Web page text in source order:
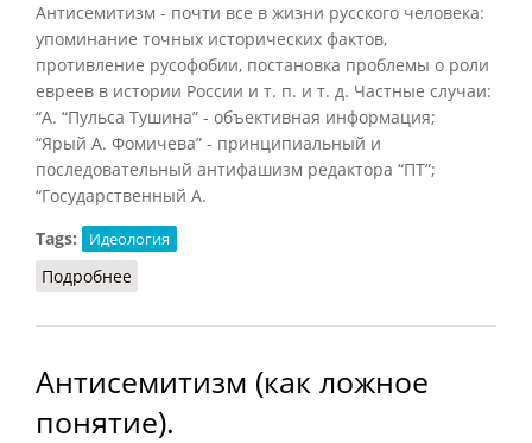
Антисемитизм - почти все в жизни русского человека:
упоминание точных исторических фактов,
противление русофобии, постановка проблемы о роли
евреев в истории России и т. п. и т. д. Частные случаи:
“А. “Пульса Тушина” - объективная информация;
“Ярый А. Фомичева” - принципиальный и
последовательный антифашизм редактора “ПТ”;
“Государственный А.
Tags:
Идеология
Подробнее
Антисемитизм (как ложное
понятие).